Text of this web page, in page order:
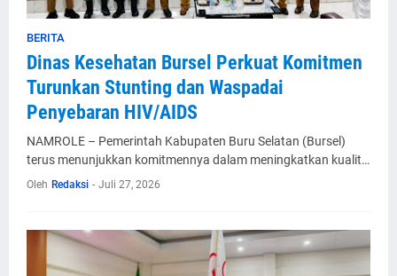
BERITA
Dinas Kesehatan Bursel Perkuat Komitmen
Turunkan Stunting dan Waspadai
Penyebaran HIV/AIDS
NAMROLE – Pemerintah Kabupaten Buru Selatan (Bursel)
terus menunjukkan komitmennya dalam meningkatkan kualit…
Oleh Redaksi - Juli 27, 2026